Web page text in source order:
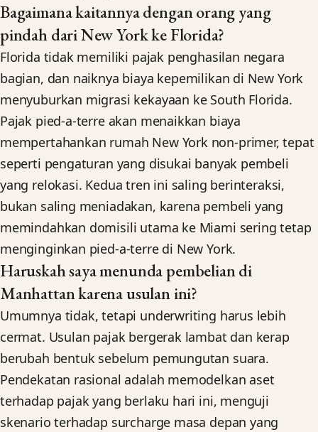
Bagaimana kaitannya dengan orang yang
pindah dari New York ke Florida?
Florida tidak memiliki pajak penghasilan negara
bagian, dan naiknya biaya kepemilikan di New York
menyuburkan migrasi kekayaan ke South Florida.
Pajak pied-a-terre akan menaikkan biaya
mempertahankan rumah New York non-primer, tepat
seperti pengaturan yang disukai banyak pembeli
yang relokasi. Kedua tren ini saling berinteraksi,
bukan saling meniadakan, karena pembeli yang
memindahkan domisili utama ke Miami sering tetap
menginginkan pied-a-terre di New York.
Haruskah saya menunda pembelian di
Manhattan karena usulan ini?
Umumnya tidak, tetapi underwriting harus lebih
cermat. Usulan pajak bergerak lambat dan kerap
berubah bentuk sebelum pemungutan suara.
Pendekatan rasional adalah memodelkan aset
terhadap pajak yang berlaku hari ini, menguji
skenario terhadap surcharge masa depan yang